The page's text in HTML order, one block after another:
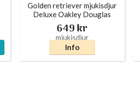
Golden retriever mjukisdjur
Deluxe Oakley Douglas
649 kr
Info